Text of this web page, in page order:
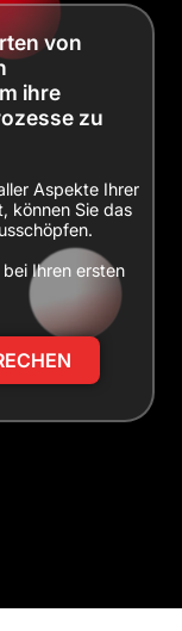
von
ihre
zu
Aspekte Ihrer
können Sie das
Ihren ersten